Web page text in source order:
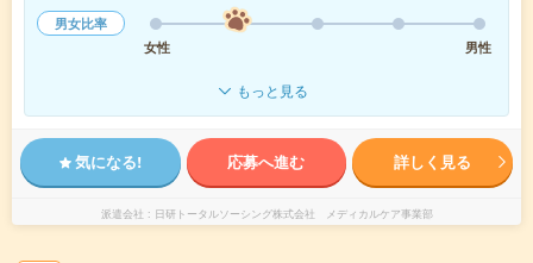
男女比率
女性
男性
もっと見る
気になる! 応募へ進む 詳しく見る
派遣会社 日研トータルソーシング株式会社 メディカルケア事業部